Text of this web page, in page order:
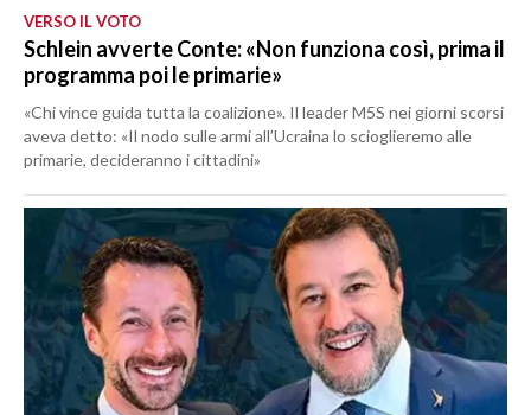
VERSO IL VOTO
Schlein avverte Conte: «Non funziona così, prima il
programma poi le primarie»
«Chi vince guida tutta la coalizione». Il leader M5S nei giorni scorsi
aveva detto: «Il nodo sulle armi all’Ucraina lo scioglieremo alle
primarie, decideranno i cittadini»